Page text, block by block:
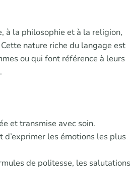
à la philosophie et à la religion,
nature riche du langage est
ou qui font référence à leurs
et transmise avec soin.
les émotions les plus
de politesse, les salutations